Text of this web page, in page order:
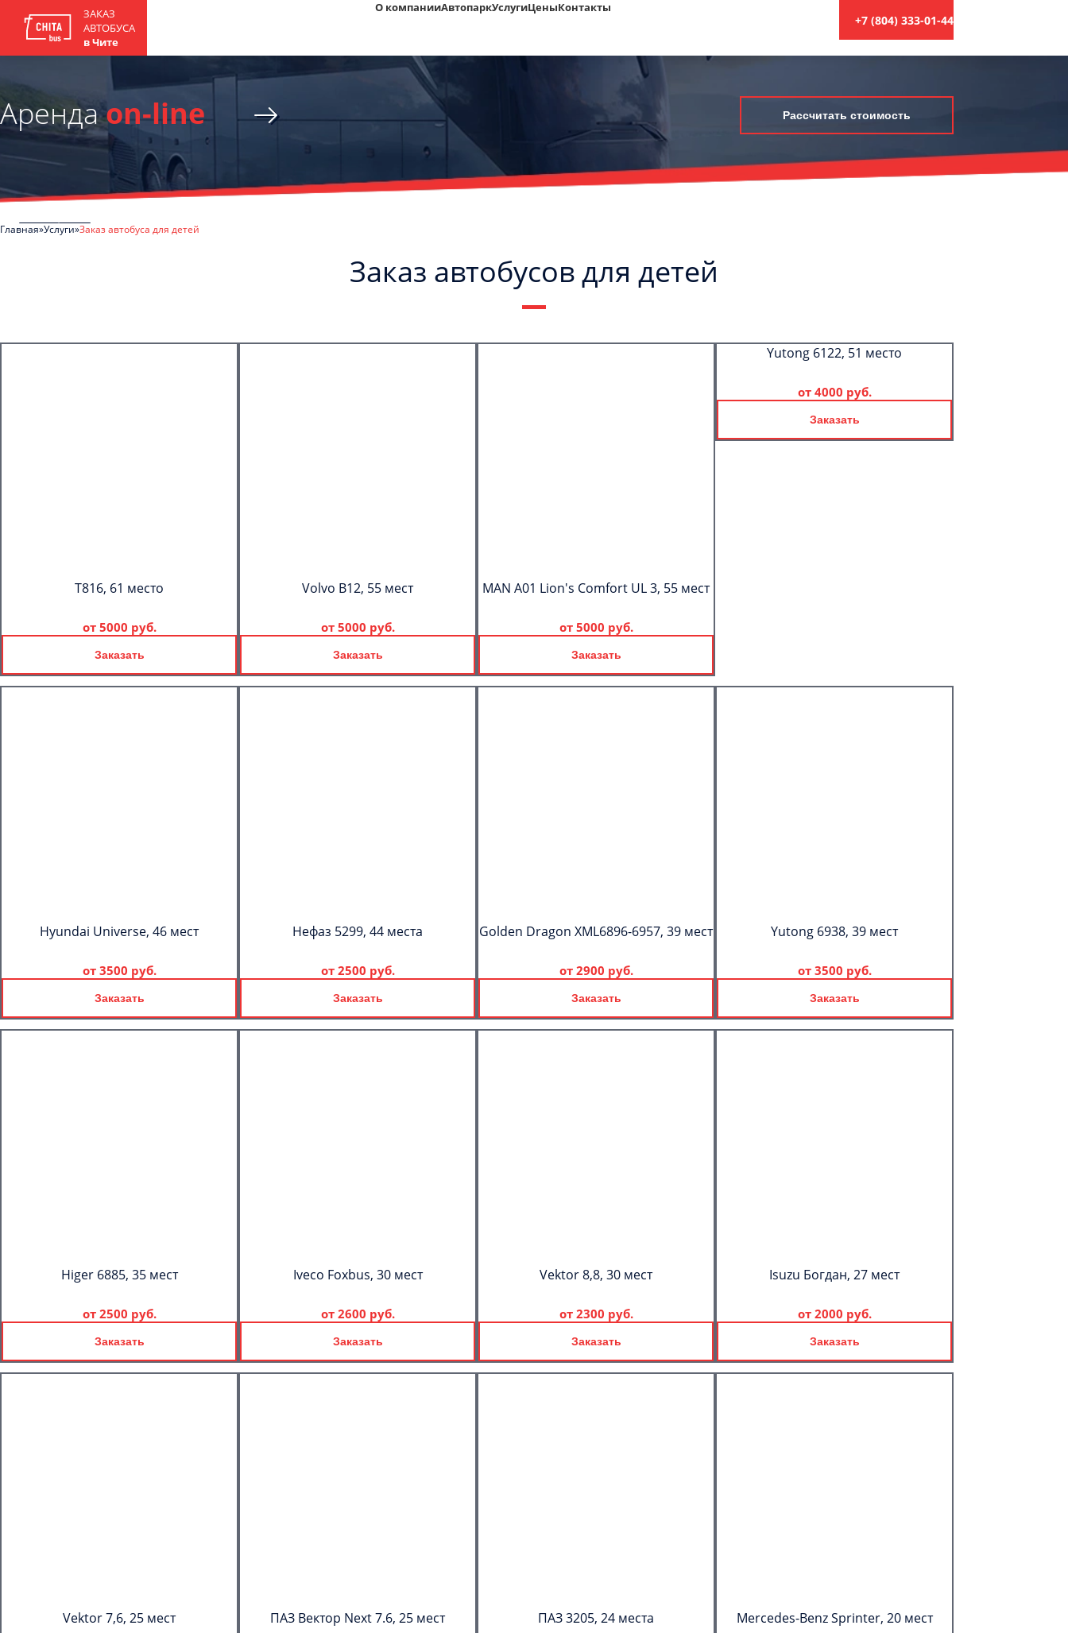
ЗАКАЗ
АВТОБУСА
в Чите
О компанииАвтопаркУслугиЦеныКонтакты
+7 (804) 333-01-44
Арендаon-line Рассчитать стоимость
Главная Услуги Заказ автобуса для детей
Заказ автобусов для детей
T816, 61 место
от 5000 руб.
Заказать
Volvo B12, 55 мест
от 5000 руб.
Заказать
MAN A01 Lion's Comfort UL 3, 55 мест
от 5000 руб.
Заказать
Yutong 6122, 51 место
от 4000 руб.
Заказать
Hyundai Universe, 46 мест
от 3500 руб.
Заказать
Нефаз 5299, 44 места
от 2500 руб.
Заказать
Golden Dragon XML6896-6957, 39 мест
от 2900 руб.
Заказать
Yutong 6938, 39 мест
от 3500 руб.
Заказать
Higer 6885, 35 мест
от 2500 руб.
Заказать
Iveco Foxbus, 30 мест
от 2600 руб.
Заказать
Vektor 8,8, 30 мест
от 2300 руб.
Заказать
Isuzu Богдан, 27 мест
от 2000 руб.
Заказать
Vektor 7,6, 25 мест ПАЗ Вектор Next 7.6, 25 мест ПАЗ 3205, 24 места Mercedes-Benz Sprinter, 20 мест